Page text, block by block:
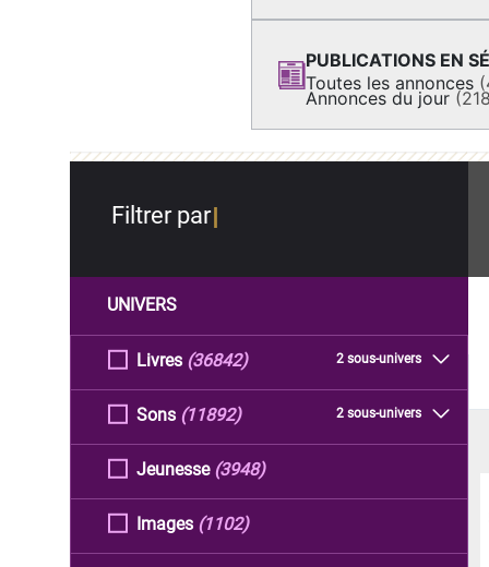
PUBLICATIONS EN
Toutes les annonces
Annonces du jour
Filtrer par
UNIVERS
Livres 2 sous-univers
(36842)
Sons 2 sous-univers
(11892)
Jeunesse (3948)
Images (1102)